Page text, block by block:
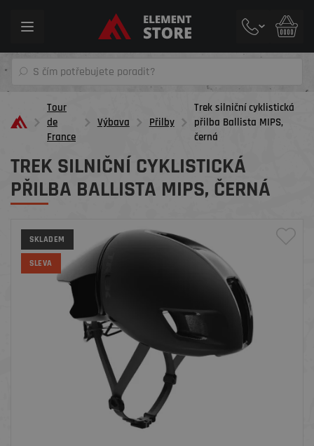
Toggle
Tour
de
France
Výbava Přilby
Trek silniční cyklistická
přilba Ballista MIPS,
černá
TREK SILNIČNÍ CYKLISTICKÁ
PŘILBA BALLISTA MIPS, ČERNÁ
SKLADEM
SLEVA